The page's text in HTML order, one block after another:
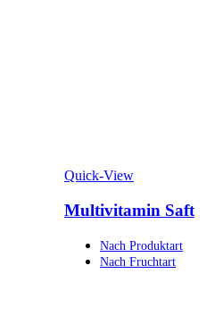
Quick-View
Multivitamin Saft
Nach Produktart
Nach Fruchtart